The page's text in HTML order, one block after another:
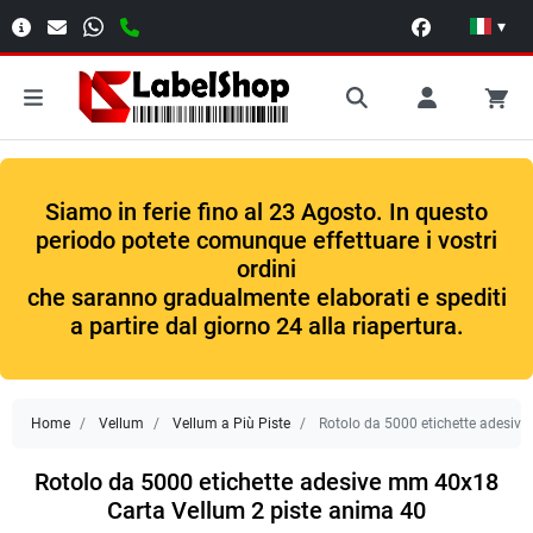
▾
Siamo in ferie fino al 23 Agosto. In questo
periodo potete comunque effettuare i vostri
ordini
che saranno gradualmente elaborati e spediti
a partire dal giorno 24 alla riapertura.
Home Vellum Vellum a Più Piste Rotolo da 5000 etichette
Rotolo da 5000 etichette adesive mm 40x18
Carta Vellum 2 piste anima 40